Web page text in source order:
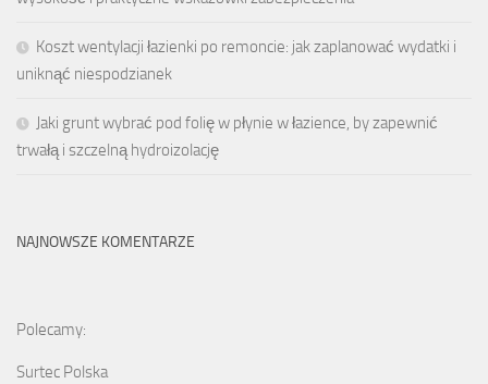
Koszt wentylacji łazienki po remoncie: jak zaplanować wydatki i
uniknąć niespodzianek
Jaki grunt wybrać pod folię w płynie w łazience, by zapewnić
trwałą i szczelną hydroizolację
NAJNOWSZE KOMENTARZE
Polecamy:
Surtec Polska